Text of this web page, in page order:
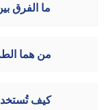
ما الفرق
من هما
كيف